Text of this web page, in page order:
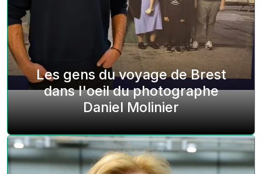
Les gens du voyage de Brest
dans l'oeil du photographe
Daniel Molinier